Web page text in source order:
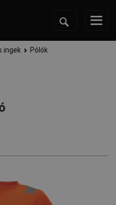
ingek Pólók